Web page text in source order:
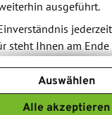
von
Energiegehaltes
ausgeführt.
steht Ihnen am Ende
finden Sie in
Auswählen
Alle akzeptieren